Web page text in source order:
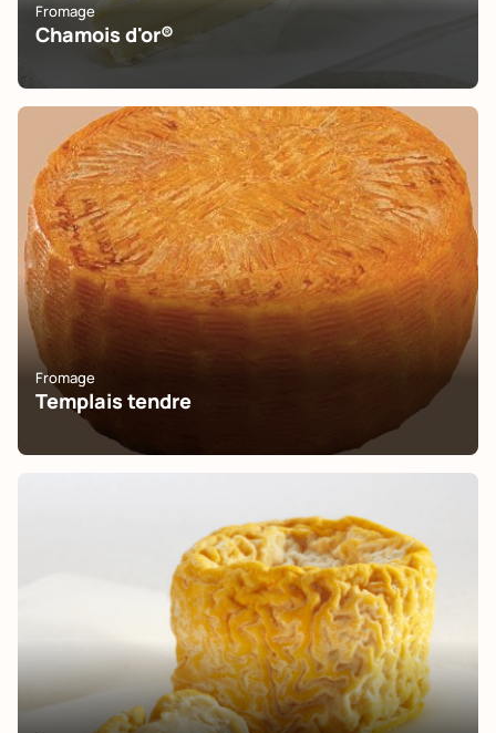
Fromage
Chamois d'or®
Fromage
Templais tendre